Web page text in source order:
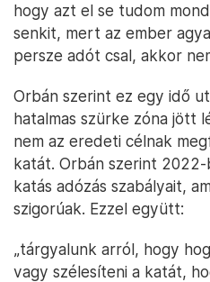
hogy azt el se tudom
senkit, mert az ember
persze adót csal, akkor
Orbán szerint ez egy idő
hatalmas szürke zóna jött
nem az eredeti célnak
katát. Orbán szerint
katás adózás szabályait,
szigorúak. Ezzel együtt:
„tárgyalunk arról, hogy
vagy szélesíteni a katát,